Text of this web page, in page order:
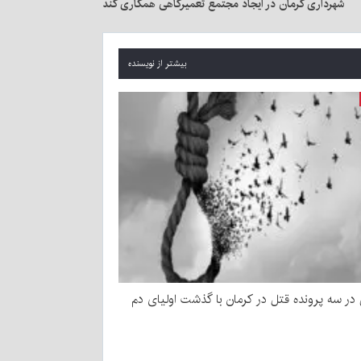
بیشتر از نویسنده
سه پرونده قتل در کرمان با گذشت اولیای دم